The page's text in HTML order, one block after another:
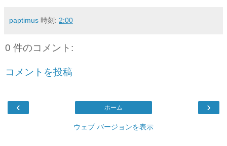
paptimus 時刻: 2:00
0 件のコメント:
コメントを投稿
‹ ›
ホーム
ウェブ バージョンを表示